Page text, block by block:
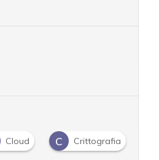
Cloud C Crittografia